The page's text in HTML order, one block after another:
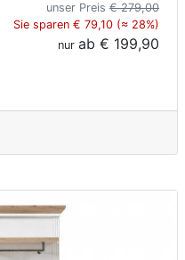
unser Preis € 279,00
Sie sparen € 79,10 (≈ 28%)
nur ab € 199,90